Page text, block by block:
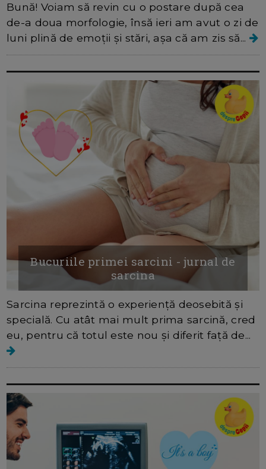
Bună! Voiam să revin cu o postare după cea
de-a doua morfologie, însă ieri am avut o zi de
luni plină de emoții și stări, așa că am zis să...
Bucuriile primei sarcini - jurnal de
sarcina
Sarcina reprezintă o experiență deosebită și
specială. Cu atât mai mult prima sarcină, cred
eu, pentru că totul este nou și diferit față de...